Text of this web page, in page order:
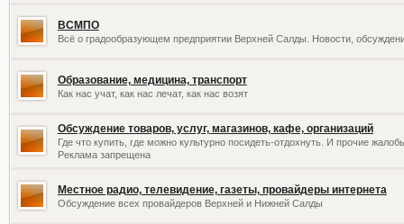
ВСМПО
Всё о градообразующем предприятии Верхней Салды. Новости,
Образование, медицина, транспорт
Как нас учат, как нас лечат, как нас возят
Обсуждение товаров, услуг, магазинов, кафе, организаций
Где что купить, где можно культурно посидеть-отдохнуть. И прочие
Реклама запрещена
Местное радио, телевидение, газеты, провайдеры интернета
Обсуждение всех провайдеров Верхней и Нижней Салды